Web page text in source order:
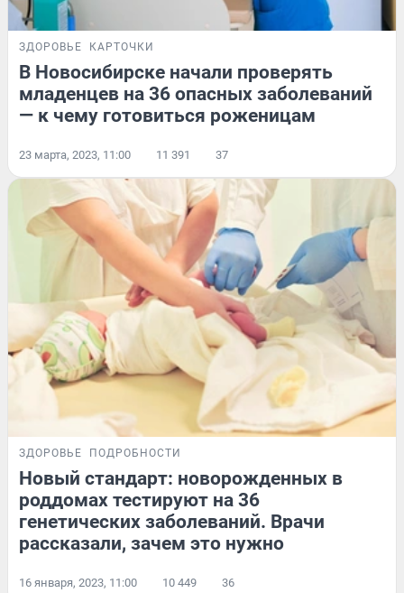
ЗДОРОВЬЕ КАРТОЧКИ
В Новосибирске начали проверять
младенцев на 36 опасных заболеваний
— к чему готовиться роженицам
23 марта, 2023, 11:00 11 391 37
ЗДОРОВЬЕ ПОДРОБНОСТИ
Новый стандарт: новорожденных в
роддомах тестируют на 36
генетических заболеваний. Врачи
рассказали, зачем это нужно
16 января, 2023, 11:00 10 449 36